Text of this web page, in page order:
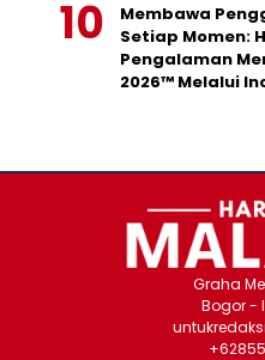
Membawa
Setiap Momen:
Pengalaman
2026™ Melalui
Graha
Bogor -